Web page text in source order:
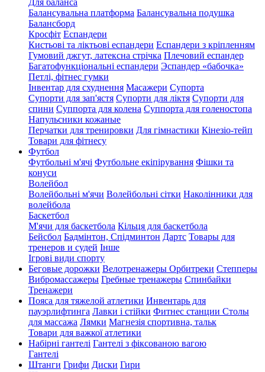
Балансувальна платформа Балансувальна подушка
Балансборд
Кросфіт Еспандери
Кистьові та ліктьові еспандери Еспандери з кріпленням
Гумовий джгут, латексна стрічка Плечовий еспандер
Багатофункціональні еспандери Эспандер «бабочка»
Петлі, фітнес гумки
Інвентар для схуднення Масажери Супорта
Супорти для зап'ястя Супорти для ліктя Супорти для
спини Суппорта для колена Суппорта для голеностопа
Напульсники кожаные
Перчатки для тренировки Для гімнастики Кінезіо-тейп
Товари для фітнесу
Футбол
Футбольні м'ячі Футбольне екіпірування Фішки та
конуси
Волейбол
Волейбольні м'ячи Волейбольні сітки Наколінники для
волейбола
Баскетбол
М'ячи для баскетбола Кільця для баскетбола
Бейсбол Бадмінтон, Спідминтон Дартс Товары для
тренеров и судей Інше
Ігрові види спорту
Беговые дорожки Велотренажеры Орбитреки Степперы
Вибромассажеры Гребные тренажеры Спинбайки
Тренажери
Пояса для тяжелой атлетики Инвентарь для
пауэрлифтинга Лавки і стійки Фитнес станции Столы
для массажа Лямки Магнезія спортивна, тальк
Товари для важкої атлетики
Набірні гантелі Гантелі з фіксованою вагою
Гантелі
Штанги Грифи Диски Гири